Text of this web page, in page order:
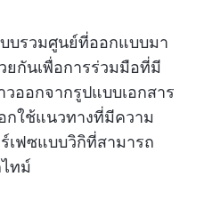
บรวมศูนย์ที่ออกแบบมา
ยกันเพื่อการร่วมมือที่มี
ออกจากรูปแบบเอกสาร
กใช้แนวทางที่มีความ
เฟซแบบวิกิที่สามารถ
ทม์